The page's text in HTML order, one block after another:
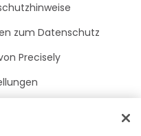
zum Datenschutz
Precisely